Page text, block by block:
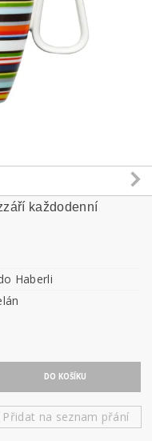
každodenní
Haberli
Přidat na seznam přání